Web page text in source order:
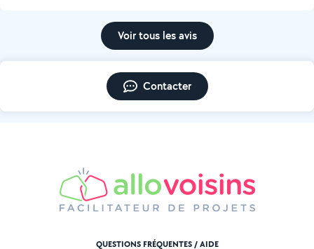
Voir tous les avis
Contacter
QUESTIONS FRÉQUENTES / AIDE